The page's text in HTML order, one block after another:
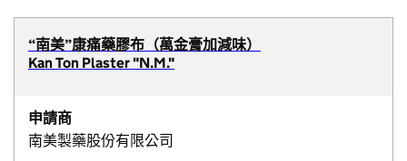
“南美”康痛藥膠布（萬金膏加減味）
Kan Ton Plaster "N.M."
申請商
南美製藥股份有限公司